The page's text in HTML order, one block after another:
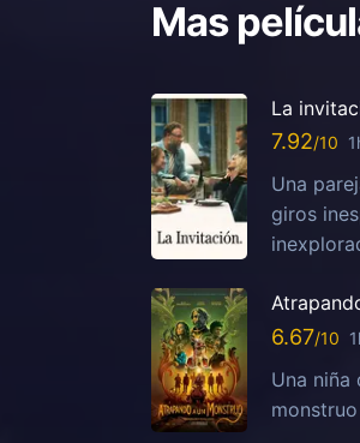
Mas
La
7.92
Una
giros
6.67
Una niña